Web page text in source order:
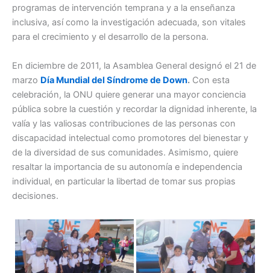
programas de intervención temprana y a la enseñanza
inclusiva, así como la investigación adecuada, son vitales
para el crecimiento y el desarrollo de la persona.
En diciembre de 2011, la Asamblea General designó el 21 de
marzo Día Mundial del Síndrome de Down. Con esta
celebración, la ONU quiere generar una mayor conciencia
pública sobre la cuestión y recordar la dignidad inherente, la
valía y las valiosas contribuciones de las personas con
discapacidad intelectual como promotores del bienestar y
de la diversidad de sus comunidades. Asimismo, quiere
resaltar la importancia de su autonomía e independencia
individual, en particular la libertad de tomar sus propias
decisiones.